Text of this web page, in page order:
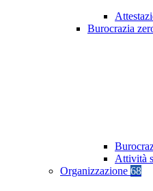
Burocrazia
Attività
Organizzazione 68